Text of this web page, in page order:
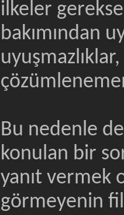
ilkeler
bakımından
Bu nedenle
konulan bir
yanıt vermek
görmeyenin